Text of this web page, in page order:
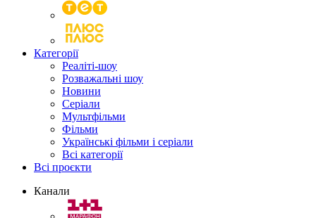
Категорії
Реаліті-шоу
Розважальні шоу
Новини
Серіали
Мультфільми
Фільми
Українські фільми і серіали
Всі категорії
Всі проєкти
Канали